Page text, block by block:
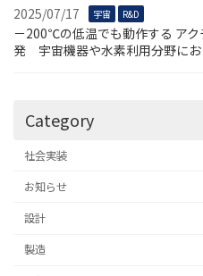
2025/07/17 宇宙 R&D
－200℃の低温でも動作する ア
発 宇宙機器や水素利用分野に
Category
社会実装
お知らせ
設計
製造